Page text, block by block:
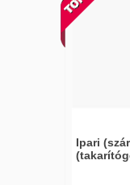
Ipari